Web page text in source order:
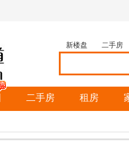
新楼盘 二手房
二手房 租房